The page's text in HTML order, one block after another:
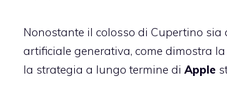
Nonostante il colosso di Cupertino
artificiale generativa, come dimostra
la strategia a lungo termine di Apple